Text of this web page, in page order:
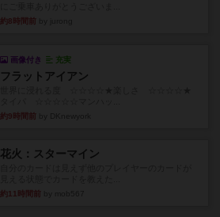
約8時間前
画像付き 充実
フラットアイアン
約9時間前
花火：スターマイン
約11時間前